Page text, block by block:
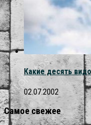
Какие десять
02.07.2002
Самое свежее